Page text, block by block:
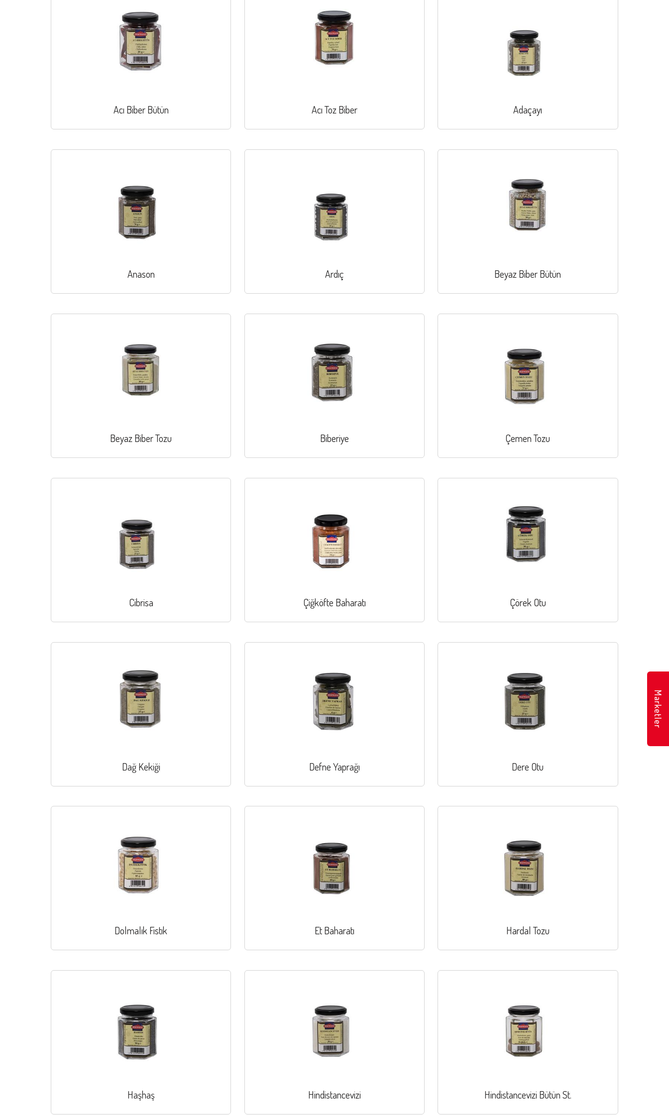
Acı Biber Bütün Acı Toz Biber Adaçayı
Anason Ardıç Beyaz Biber Bütün
Beyaz Biber Tozu Biberiye Çemen Tozu
Cibrisa Çiğköfte Baharatı Çörek Otu
Dağ Kekiği Defne Yaprağı Dere Otu
Dolmalık Fıstık Et Baharatı Hardal Tozu
Haşhaş Hindistancevizi Hindistancevizi Bütün St.
Marketler